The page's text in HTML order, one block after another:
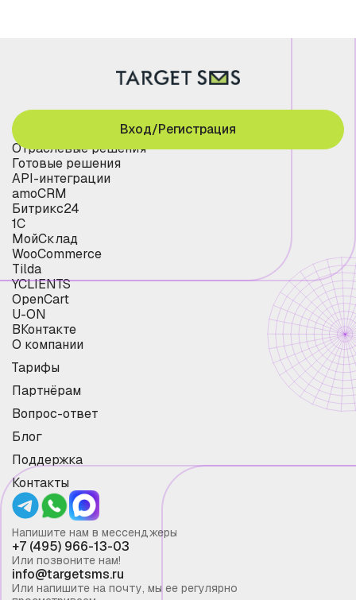
Отраслевые решения
Готовые решения
API-интеграции
amoCRM
Битрикс24
1С
МойСклад
WooCommerce
Tilda
YCLIENTS
OpenCart
U-ON
ВКонтакте
О компании
Тарифы
Партнёрам
Вопрос-ответ
Блог
Поддержка
Контакты
Вход/Регистрация
Напишите нам в мессенджеры
+7 (495) 966-13-03
Или позвоните нам!
info@targetsms.ru
Или напишите на почту, мы ее регулярно